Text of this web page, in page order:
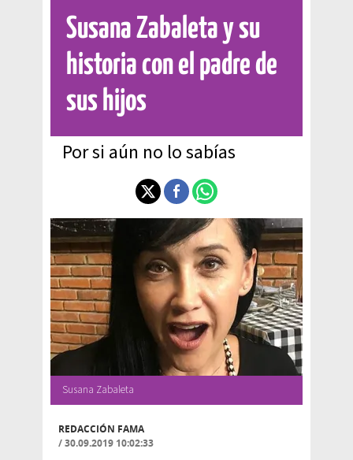
Susana Zabaleta y su
historia con el padre de
sus hijos
Por si aún no lo sabías
Susana Zabaleta
REDACCIÓN FAMA
/30.09.2019 10:02:33